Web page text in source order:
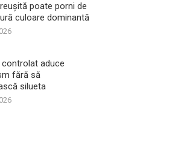
poate porni de
culoare dominantă
aduce
fără să
silueta